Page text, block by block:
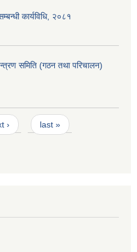
कार्यविधि, २०८१
समिति (गठन तथा परिचालन)
› last »